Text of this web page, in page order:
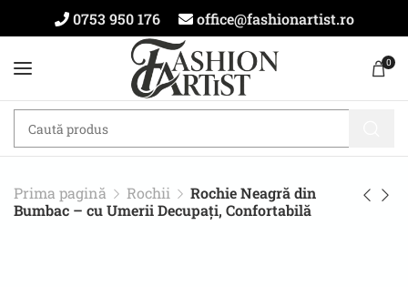
0753 950 176 office@fashionartist.ro
0
Prima pagină Rochii
Rochie Neagră din
Bumbac – cu Umerii Decupați, Confortabilă